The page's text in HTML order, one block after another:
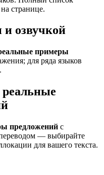
странице.
озвучкой
примеры
для ряда языков
.
реальные
предложений с
— выбирайте
для вашего текста.